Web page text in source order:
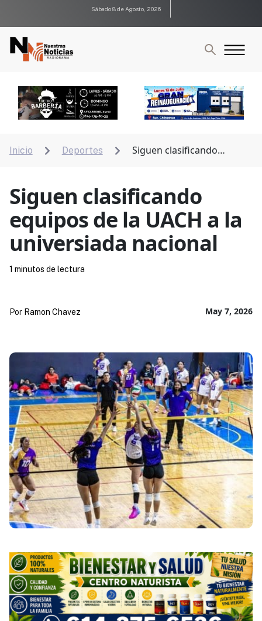
Sábado 8 de Agosto, 2026
Inicio  Deportes 
Siguen clasificando
Siguen clasificando
equipos de la UACH a la
universiada nacional
May 7, 2026
Por Ramon Chavez
1 minutos de lectura